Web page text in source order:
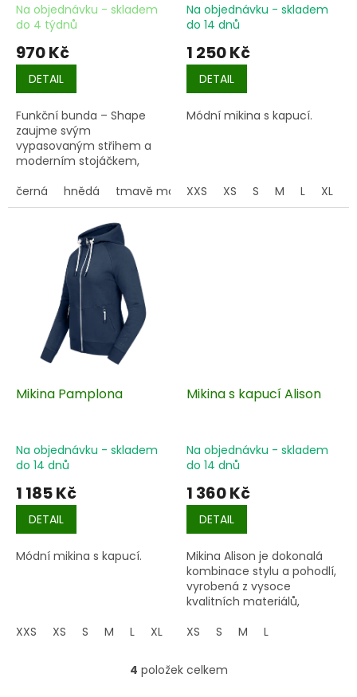
Na objednávku - skladem
do 4 týdnů
970 Kč
DETAIL
Funkční bunda – Shape
zaujme svým
vypasovaným střihem a
moderním stojáčkem,
mimořádně štíhlý vzhled.
Je vyrobena z elastického,
měkkého materiálu s
jemně počesanou vnitřní
stranou, díky čemuž nabízí
hebké pohodlí i v
chladnějších dnech.
Ozdobné kovové logo a
módní dekorativní švy
podtrhují ženský styl –
ideální volba pro jezdkyně s
citem pro eleganci.
až XXL.
černá hnědá tmavě modrá
Na objednávku - skladem
do 14 dnů
1 250 Kč
DETAIL
Módní mikina s kapucí.
XXS XS S M L XL
Mikina Pamplona
Na objednávku - skladem
do 14 dnů
1 185 Kč
DETAIL
Módní mikina s kapucí.
XXS XS S M L XL XXL
Mikina s kapucí Alison
Na objednávku - skladem
do 14 dnů
1 360 Kč
DETAIL
Mikina Alison je dokonalá
kombinace stylu a pohodlí,
vyrobená z vysoce
kvalitních materiálů,
pohodlí.
XS S M L
O
4 položek celkem